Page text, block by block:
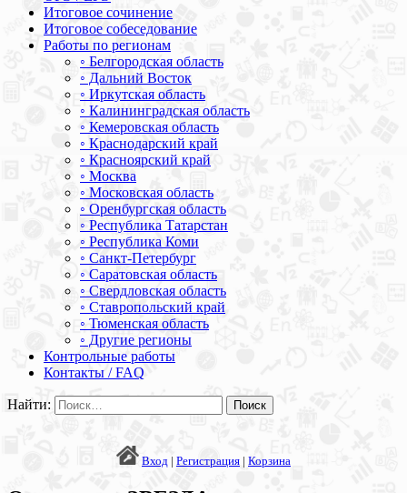
Итоговое сочинение
Итоговое собеседование
Работы по регионам
◦ Белгородская область
◦ Дальний Восток
◦ Иркутская область
◦ Калининградская область
◦ Кемеровская область
◦ Краснодарский край
◦ Красноярский край
◦ Москва
◦ Московская область
◦ Оренбургская область
◦ Республика Татарстан
◦ Республика Коми
◦ Санкт-Петербург
◦ Саратовская область
◦ Свердловская область
◦ Ставропольский край
◦ Тюменская область
◦ Другие регионы
Контрольные работы
Контакты / FAQ
Найти:
Вход | Регистрация | Корзина